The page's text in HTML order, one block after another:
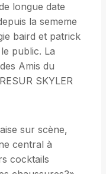
longue date
la sememe
baird et patrick
public. La
Amis du
SKYLER
sur scène,
central à
cocktails